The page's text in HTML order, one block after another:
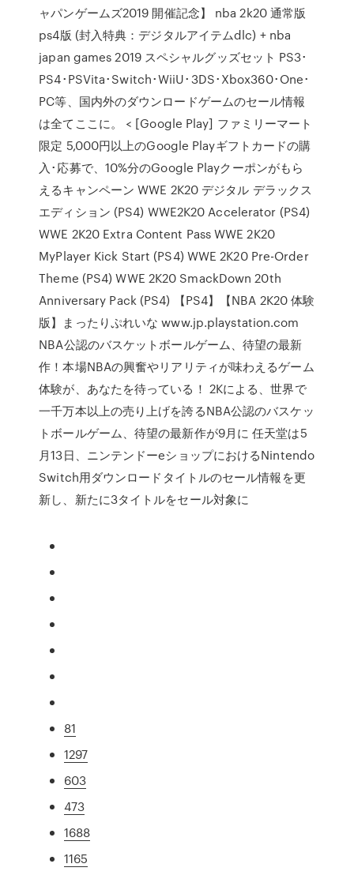
ャパンゲームズ2019 開催記念】 nba 2k20 通常版
ps4版 (封入特典：デジタルアイテムdlc) + nba
japan games 2019 スペシャルグッズセット PS3･
PS4･PSVita･Switch･WiiU･3DS･Xbox360･One･
PC等、国内外のダウンロードゲームのセール情報
は全てここに。 < [Google Play] ファミリーマート
限定 5,000円以上のGoogle Playギフトカードの購
入･応募で、10%分のGoogle Playクーポンがもら
えるキャンペーン WWE 2K20 デジタル デラックス
エディション (PS4) WWE2K20 Accelerator (PS4)
WWE 2K20 Extra Content Pass WWE 2K20
MyPlayer Kick Start (PS4) WWE 2K20 Pre-Order
Theme (PS4) WWE 2K20 SmackDown 20th
Anniversary Pack (PS4) 【PS4】【NBA 2K20 体験
版】まったりぷれいな www.jp.playstation.com
NBA公認のバスケットボールゲーム、待望の最新
作！本場NBAの興奮やリアリティが味わえるゲーム
体験が、あなたを待っている！ 2Kによる、世界で
一千万本以上の売り上げを誇るNBA公認のバスケッ
トボールゲーム、待望の最新作が9月に 任天堂は5
月13日、ニンテンドーeショップにおけるNintendo
Switch用ダウンロードタイトルのセール情報を更
新し、新たに3タイトルをセール対象に
81
1297
603
473
1688
1165